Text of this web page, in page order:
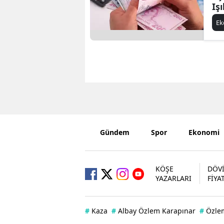
Gündem Spor Ekonomi
KÖŞE
YAZARLARI
# Kaza # Albay Özlem Karapınar #